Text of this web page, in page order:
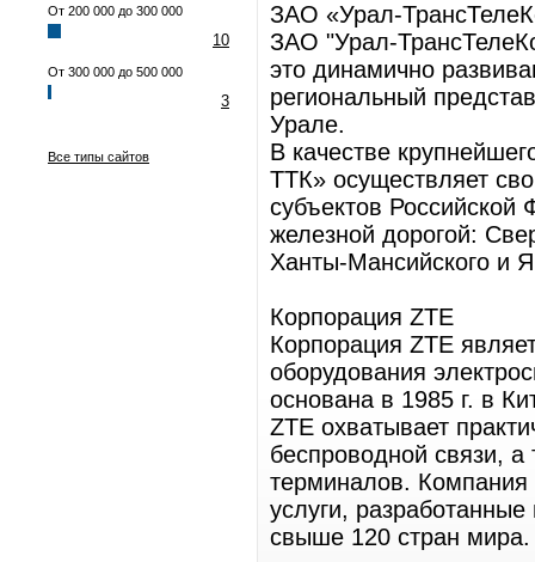
От 200 000 до 300 000
10
От 300 000 до 500 000
3
Все типы сайтов
ЗАО «Урал-
ЗАО "Урал-
это динамично
региональный
Урале.
В качестве
ТТК» осуществляет
субъектов
железной дорогой:
Ханты-Мансийского и
Корпорация ZTE
Корпорация ZTE
оборудования
основана в 1985 г. в
ZTE охватывает
беспроводной связи,
терминалов. Компания
услуги,
свыше 120 стран мира.